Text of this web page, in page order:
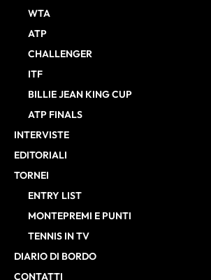
WTA
ATP
CHALLENGER
ITF
BILLIE JEAN KING CUP
ATP FINALS
INTERVISTE
EDITORIALI
TORNEI
ENTRY LIST
MONTEPREMI E PUNTI
TENNIS IN TV
DIARIO DI BORDO
CONTATTI